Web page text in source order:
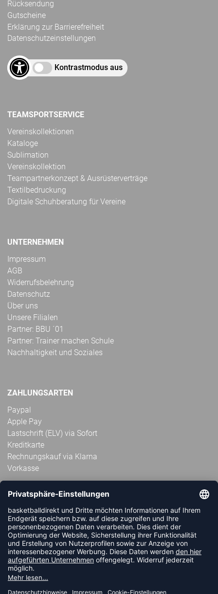
Rücksendung
Gutscheine
Erklärung zur Barrierefreiheit
Datenschutzeinstellungen
Kontrastmodus aus
TEAMSPORTSERVICE
Vereinskollektionen
Kataloge
Sublimation
Vereinskollektion
Teampartnerkonzept & Ausrüsterverträge
Textilbedruckung
Digitale Schuhberatung für Vereine
UNTERNEHMEN
Impressum
AGB
Widerrufsbelehrung
Datenschutz
Über uns
Unsere Filialen
Partner: BBU ´01
Partner: Trainer machen Schule
Nachhaltigkeit und Soziales
ZAHLUNGSARTEN
Paypal
Apple Pay
Lastschrift (ELV) via Sofort
Kreditkarte
Rechnungskauf via Klarna
Vorkasse
ABONNIERE JETZT DEN KOSTENLOSEN
HANDBALLDIREKT-NEWSLETTER UND VERPASSE KEINE
NEUIGKEIT ODER AKTION MEHR.
JETZT ANMELDEN